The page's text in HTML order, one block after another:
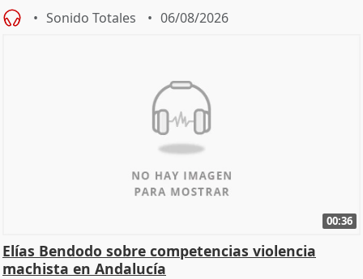
Sonido Totales 06/08/2026
00:36
Elías Bendodo sobre competencias violencia
machista en Andalucía